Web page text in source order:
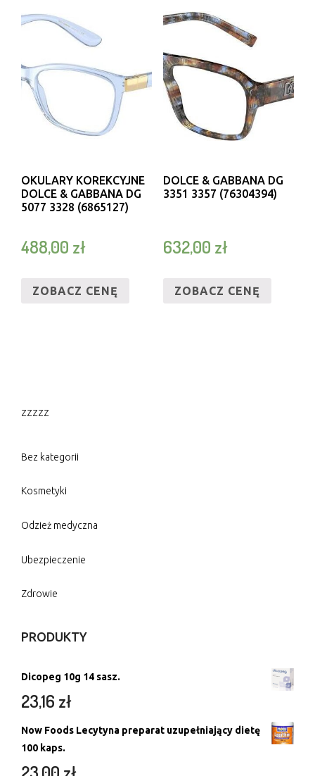
OKULARY KOREKCYJNE
DOLCE & GABBANA DG
5077 3328 (6865127)
488,00 zł
ZOBACZ CENĘ
DOLCE & GABBANA DG
3351 3357 (76304394)
632,00 zł
ZOBACZ CENĘ
zzzzz
Bez kategorii
Kosmetyki
Odzież medyczna
Ubezpieczenie
Zdrowie
PRODUKTY
Dicopeg 10g 14 sasz.
23,16 zł
Now Foods Lecytyna preparat uzupełniający dietę
100 kaps.